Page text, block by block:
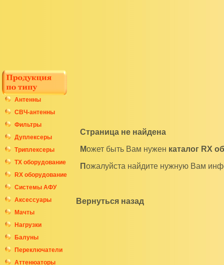
Антенны
СВЧ-антенны
Фильтры
Дуплексеры
Триплексеры
ТХ оборудование
RX оборудование
Системы АФУ
Аксессуары
Мачты
Нагрузки
Балуны
Переключатели
Аттенюаторы
Страница не найдена
Может быть Вам нужен каталог RХ
Пожалуйста найдите нужную Вам
Вернуться назад